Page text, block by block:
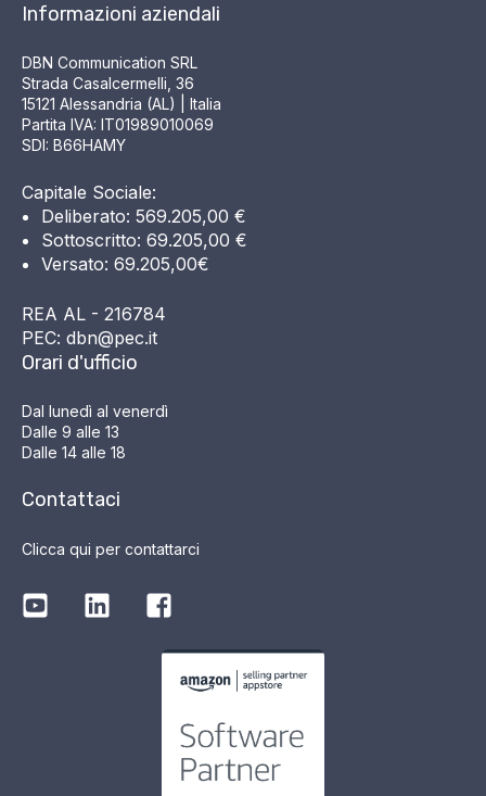
Informazioni aziendali
DBN Communication SRL
Strada Casalcermelli, 36
15121 Alessandria (AL) | Italia
Partita IVA: IT01989010069
SDI: B66HAMY
Capitale Sociale:
Deliberato: 569.205,00 €
Sottoscritto: 69.205,00 €
Versato: 69.205,00€
REA AL - 216784
PEC: dbn@pec.it
Orari d'ufficio
Dal lunedì al venerdì
Dalle 9 alle 13
Dalle 14 alle 18
Contattaci
Clicca qui per contattarci